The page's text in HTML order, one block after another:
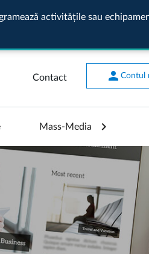
activitățile sau
Contact person Contul
Mass-Media